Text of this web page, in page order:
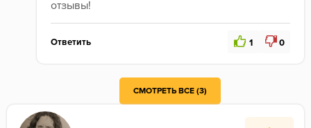
отзывы!
Ответить 1 0
СМОТРЕТЬ ВСЕ (3)